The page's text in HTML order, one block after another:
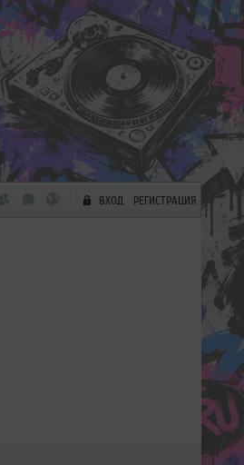
ВХОД РЕГИСТРАЦИЯ